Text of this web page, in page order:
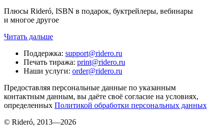
Плюсы Rideró, ISBN в подарок, буктрейлеры, вебинары
и многое другое
Читать дальше
Поддержка: support@ridero.ru
Печать тиража: print@ridero.ru
Наши услуги: order@ridero.ru
Предоставляя персональные данные по указанным
контактным данным, вы даёте своё согласие на условиях,
определенных Политикой обработки персональных данных
© Rideró, 2013—2026